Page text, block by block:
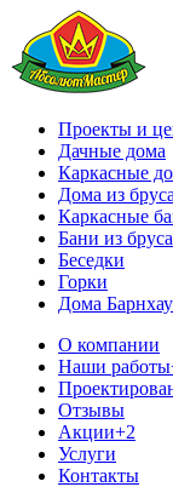
Проекты и
Дачные дома
Каркасные
Дома из бруса
Каркасные
Бани из бруса
Беседки
Горки
Дома
О компании
Наши работы
Отзывы
Акции+2
Услуги
Контакты